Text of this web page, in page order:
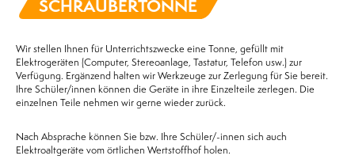
SCHRAUBERTONNE
Wir stellen Ihnen für Unterrichtszwecke eine Tonne, gefüllt mit
Elektrogeräten (Computer, Stereoanlage, Tastatur, Telefon usw.) zur
Verfügung. Ergänzend halten wir Werkzeuge zur Zerlegung für Sie bereit.
Ihre Schüler/innen können die Geräte in ihre Einzelteile zerlegen. Die
einzelnen Teile nehmen wir gerne wieder zurück.
Nach Absprache können Sie bzw. Ihre Schüler/-innen sich auch
Elektroaltgeräte vom örtlichen Wertstoffhof holen.